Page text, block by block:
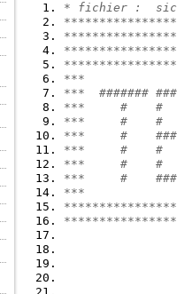
* fichier :
***
***  #######
***     #    #
***     #    #
***     #
***     #    #
***     #    #
***     #
***